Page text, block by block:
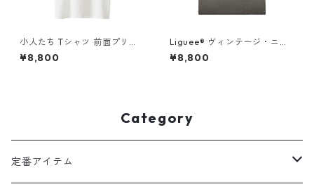
小人たち Tシャツ 前面プリン
ト
¥8,800
Liguee®️ ヴィンテージ・ニュ
アンス Tシャツ（刺繍ロゴ）グ
レー
¥8,800
Category
定番アイテム